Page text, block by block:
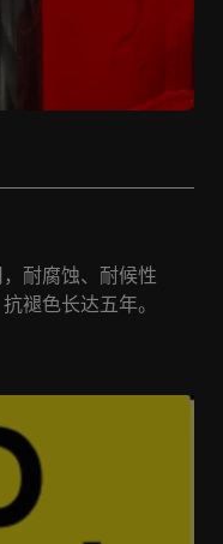
耐腐蚀、耐候性
褪色长达五年。